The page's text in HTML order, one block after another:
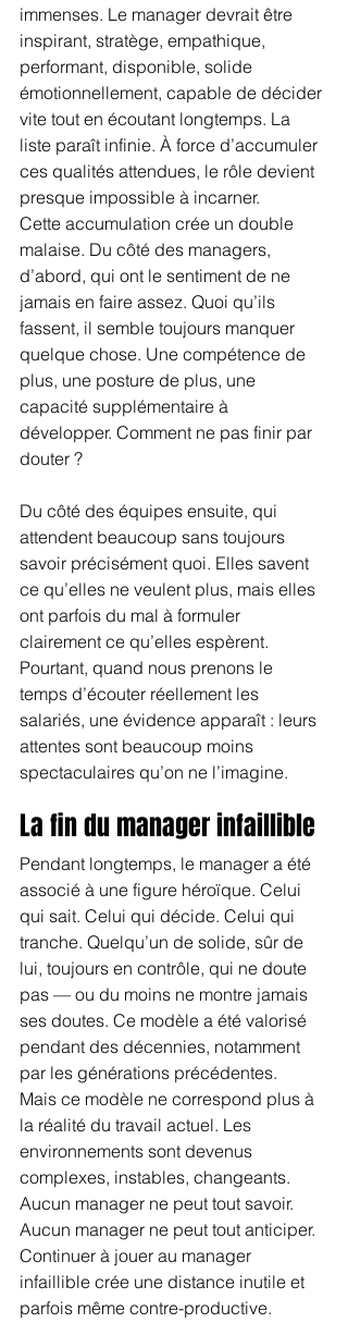
immenses. Le manager devrait être
inspirant, stratège, empathique,
performant, disponible, solide
émotionnellement, capable de décider
vite tout en écoutant longtemps. La
liste paraît infinie. À force d’accumuler
ces qualités attendues, le rôle devient
presque impossible à incarner.
Cette accumulation crée un double
malaise. Du côté des managers,
d’abord, qui ont le sentiment de ne
jamais en faire assez. Quoi qu’ils
fassent, il semble toujours manquer
quelque chose. Une compétence de
plus, une posture de plus, une
capacité supplémentaire à
développer. Comment ne pas finir par
douter ?
Du côté des équipes ensuite, qui
attendent beaucoup sans toujours
savoir précisément quoi. Elles savent
ce qu’elles ne veulent plus, mais elles
ont parfois du mal à formuler
clairement ce qu’elles espèrent.
Pourtant, quand nous prenons le
temps d’écouter réellement les
salariés, une évidence apparaît : leurs
attentes sont beaucoup moins
spectaculaires qu’on ne l’imagine.
La fin du manager infaillible
Pendant longtemps, le manager a été
associé à une figure héroïque. Celui
qui sait. Celui qui décide. Celui qui
tranche. Quelqu’un de solide, sûr de
lui, toujours en contrôle, qui ne doute
pas — ou du moins ne montre jamais
ses doutes. Ce modèle a été valorisé
pendant des décennies, notamment
par les générations précédentes.
Mais ce modèle ne correspond plus à
la réalité du travail actuel. Les
environnements sont devenus
complexes, instables, changeants.
Aucun manager ne peut tout savoir.
Aucun manager ne peut tout anticiper.
Continuer à jouer au manager
infaillible crée une distance inutile et
parfois même contre-productive.